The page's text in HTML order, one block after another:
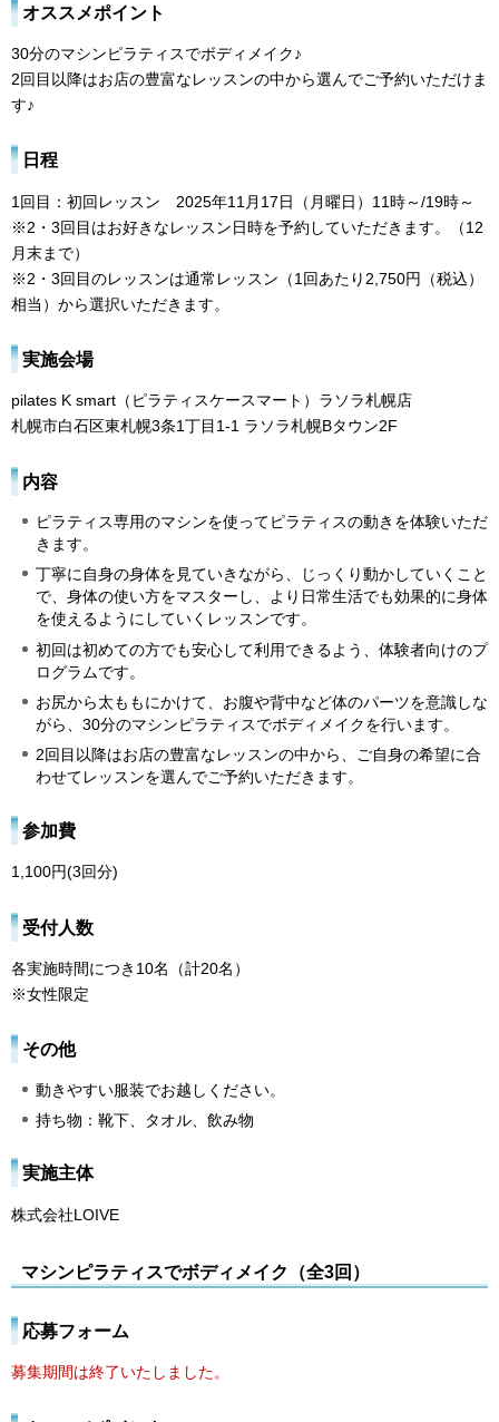
オススメポイント
30分のマシンピラティスでボディメイク♪
2回目以降はお店の豊富なレッスンの中から選んでご予約いただけま
す♪
日程
1回目：初回レッスン 2025年11月17日（月曜日）11時～/19時～
※2・3回目はお好きなレッスン日時を予約していただきます。（12
月末まで）
※2・3回目のレッスンは通常レッスン（1回あたり2,750円（税込）
相当）から選択いただきます。
実施会場
pilates K smart（ピラティスケースマート）ラソラ札幌店
札幌市白石区東札幌3条1丁目1-1 ラソラ札幌Bタウン2F
内容
ピラティス専用のマシンを使ってピラティスの動きを体験いただ
きます。
丁寧に自身の身体を見ていきながら、じっくり動かしていくこと
で、身体の使い方をマスターし、より日常生活でも効果的に身体
を使えるようにしていくレッスンです。
初回は初めての方でも安心して利用できるよう、体験者向けのプ
ログラムです。
お尻から太ももにかけて、お腹や背中など体のパーツを意識しな
がら、30分のマシンピラティスでボディメイクを行います。
2回目以降はお店の豊富なレッスンの中から、ご自身の希望に合
わせてレッスンを選んでご予約いただきます。
参加費
1,100円(3回分)
受付人数
各実施時間につき10名（計20名）
※女性限定
その他
動きやすい服装でお越しください。
持ち物：靴下、タオル、飲み物
実施主体
株式会社LOIVE
マシンピラティスでボディメイク（全3回）
応募フォーム
募集期間は終了いたしました。